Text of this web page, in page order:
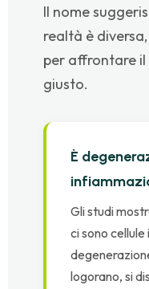
Il nome
realtà è
per affrontare il
giusto.
È
Gli studi
ci sono
logorano, si